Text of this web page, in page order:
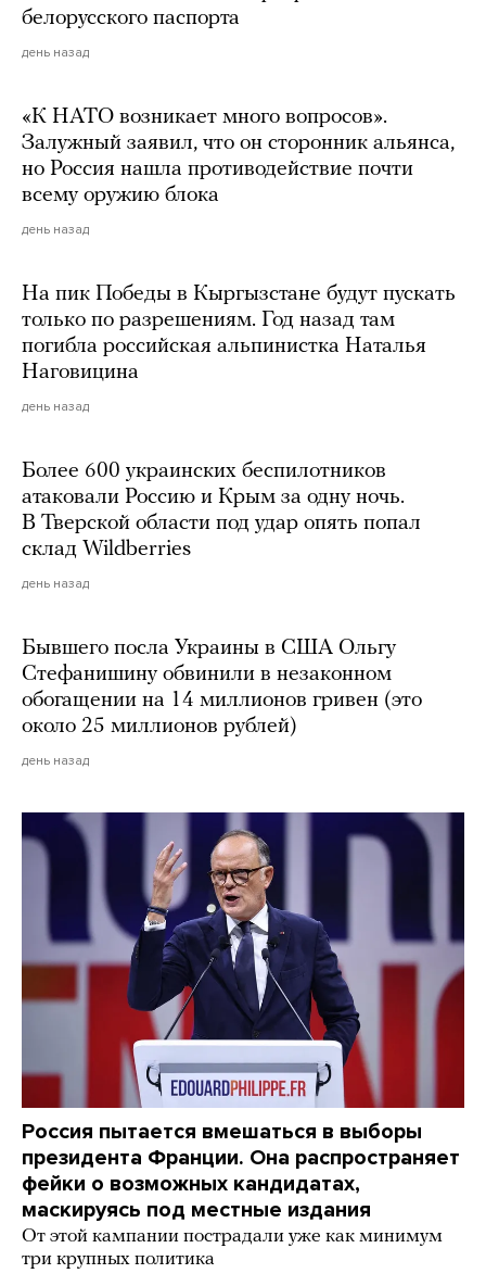
белорусского паспорта
день назад
«К НАТО возникает много вопросов».
Залужный заявил, что он сторонник альянса,
но Россия нашла противодействие почти
всему оружию блока
день назад
На пик Победы в Кыргызстане будут пускать
только по разрешениям. Год назад там
погибла российская альпинистка Наталья
Наговицина
день назад
Более 600 украинских беспилотников
атаковали Россию и Крым за одну ночь.
В Тверской области под удар опять попал
склад Wildberries
день назад
Бывшего посла Украины в США Ольгу
Стефанишину обвинили в незаконном
обогащении на 14 миллионов гривен (это
около 25 миллионов рублей)
день назад
Россия пытается вмешаться в выборы
президента Франции. Она распространяет
фейки о возможных кандидатах,
маскируясь под местные издания
От этой кампании пострадали уже как минимум
три крупных политика